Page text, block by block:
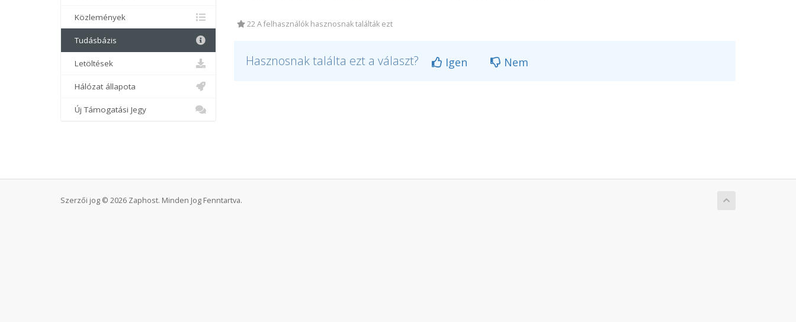
22 A felhasználók hasznosnak találták ezt
Hasznosnak találta ezt a választ? Igen Nem
Közlemények
Tudásbázis
Letöltések
Hálózat állapota
Új Támogatási Jegy
Szerzői jog © 2026 Zaphost. Minden Jog Fenntartva.